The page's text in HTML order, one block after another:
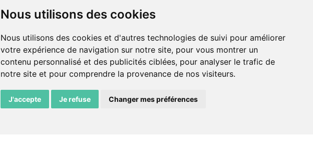
Nous utilisons des cookies
Nous utilisons des cookies et d'autres technologies de suivi pour améliorer
votre expérience de navigation sur notre site, pour vous montrer un
contenu personnalisé et des publicités ciblées, pour analyser le trafic de
notre site et pour comprendre la provenance de nos visiteurs.
J'accepte Je refuse Changer mes préférences